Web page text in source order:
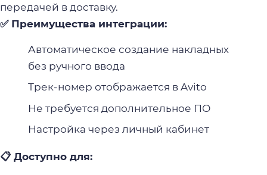
передачей в доставку.
✅ Преимущества интеграции:
Автоматическое создание накладных
без ручного ввода
Трек-номер отображается в Avito
Не требуется дополнительное ПО
Настройка через личный кабинет
📋 Доступно для: